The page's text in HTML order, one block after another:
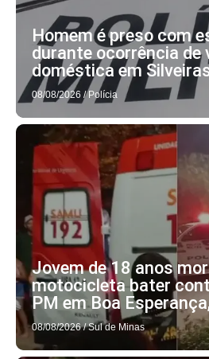
Homem é preso com
durante ocorrência de
doméstica em
08/08/2026 / Polícia
Jovem de 18 anos
motocicleta bater
PM em Boa
08/08/2026 / Sul de Minas